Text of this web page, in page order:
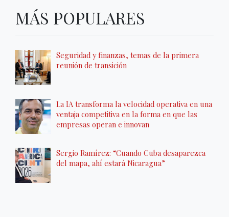
MÁS POPULARES
Seguridad y finanzas, temas de la primera
reunión de transición
La IA transforma la velocidad operativa en una
ventaja competitiva en la forma en que las
empresas operan e innovan
Sergio Ramírez: “Cuando Cuba desaparezca
del mapa, ahí estará Nicaragua”